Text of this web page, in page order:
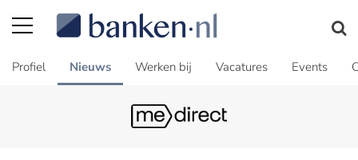
Profiel Nieuws Werken bij Vacatures Events